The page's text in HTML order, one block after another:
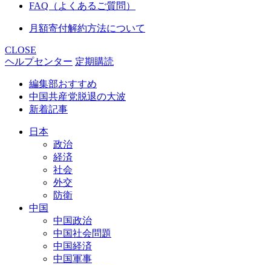
FAQ（よくあるご質問）
月額寄付解約方法について
CLOSE
ヘルプセンター 定期購読
編集部おすすめ
中国共産党脱退の大波
新着記事
日本
政治
経済
社会
外交
防衛
中国
中国政治
中国社会問題
中国経済
中国軍事